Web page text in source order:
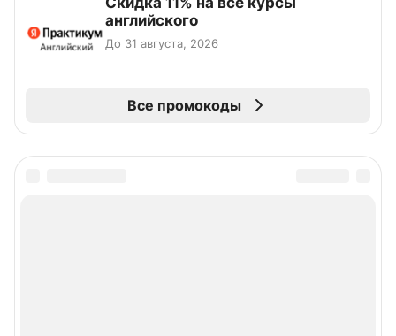
английского
До 31 августа, 2026
Все промокоды